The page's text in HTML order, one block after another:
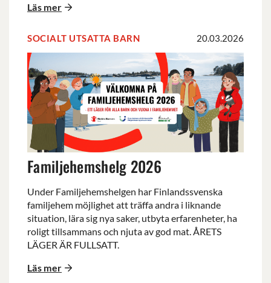
Läs mer
SOCIALT UTSATTA BARN 20.03.2026
Familjehemshelg
2026
Familjehemshelg 2026
Under Familjehemshelgen har Finlandssvenska
familjehem möjlighet att träffa andra i liknande
situation, lära sig nya saker, utbyta erfarenheter, ha
roligt tillsammans och njuta av god mat. ÅRETS
LÄGER ÄR FULLSATT.
Läs mer